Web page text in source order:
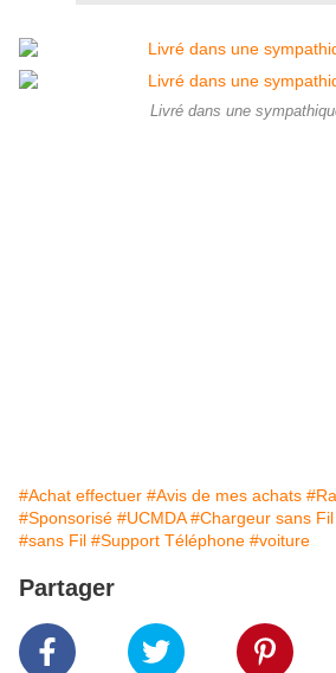
Livré dans une
#Achat effectuer #Avis de mes achats
#Sponsorisé #UCMDA #Chargeur sans Fil
#sans Fil #Support Téléphone #voiture
Partager